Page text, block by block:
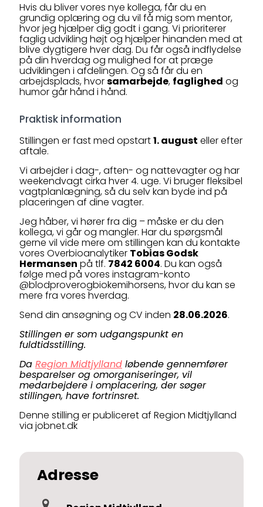
Hvis du bliver vores nye kollega, får du en
grundig oplæring og du vil få mig som mentor,
hvor jeg hjælper dig godt i gang. Vi prioriterer
faglig udvikling højt og hjælper hinanden med at
blive dygtigere hver dag. Du får også indflydelse
på din hverdag og mulighed for at præge
udviklingen i afdelingen. Og så får du en
arbejdsplads, hvorsamarbejde, faglighed og
humor går hånd i hånd.
Praktisk information
Stillingen er fast med opstart1. august eller efter
aftale.
Vi arbejder i dag-, aften- og nattevagter og har
weekendvagt cirka hver 4. uge. Vi bruger fleksibel
vagtplanlægning, så du selv kan byde ind på
placeringen af dine vagter.
Jeg håber, vi hører fra dig – måske er du den
kollega, vi går og mangler. Har du spørgsmål
gerne vil vide mere om stillingen kan du kontakte
vores Overbioanalytiker Tobias Godsk
Hermansen på tlf. 7842 6004. Du kan også
følge med på vores instagram-konto
@blodproverogbiokemihorsens, hvor du kan se
mere fra vores hverdag.
Send din ansøgning og CV inden 28.06.2026.
Stillingen er som udgangspunkt en
fuldtidsstilling.
Da Region Midtjylland løbende gennemfører
besparelser og omorganiseringer, vil
medarbejdere i omplacering, der søger
stillingen, have fortrinsret.
Denne stilling er publiceret af Region Midtjylland
via jobnet.dk
Adresse